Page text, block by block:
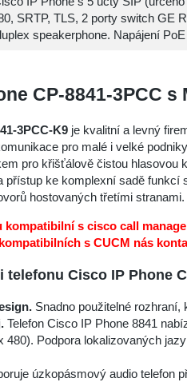
SRTP, TLS, 2 porty switch GE
speakerphone. Napájení
CP-8841-3PCC
3PCC-K9 je kvalitní a levný
pro malé i velké
pro křišťálově čistou hlasovou
přístup ke komplexní sadě funkcí
hostovaných třetími stranami.
kompatibilní s cisco call
s CUCM nás
Cisco IP Phone
Snadno použitelné
Telefon Cisco IP Phone 8841
480). Podpora lokalizovaných
úzkopásmový audio telefon